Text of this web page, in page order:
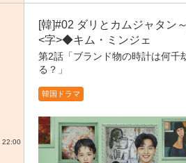
22:00
[韓]#02 ダリとカムジャタン
<字>◆キム・ミンジェ
第2話「ブランド物の時計は何千
る？」
韓国ドラマ